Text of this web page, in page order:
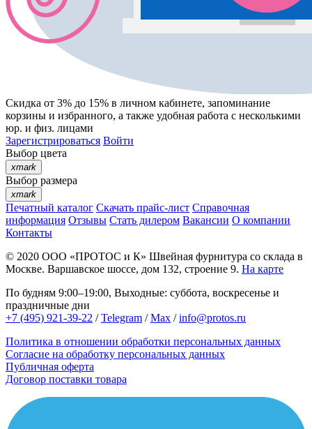
Скидка от 3% до 15% в личном кабинете, запоминание
корзины и избранного, а также удобная работа с несколькими
юр. и физ. лицами
Зарегистрироваться Войти
Выбор цвета
xmark
Выбор размера
xmark
Печатный каталог Скачать прайс-лист Справочная
информация Отзывы Стать дилером Вакансии О компании
Контакты
© 2020 ООО «ПРОТОС и К» Швейная фурнитура со склада в
Москве. Варшавское шоссе, дом 132, строение 9. На карте
По будням 9:00–19:00, Выходные: суббота, воскресенье и
праздничные дни
+7 (495) 921-39-22 /Telegram /Max /info@protos.ru
Политика в отношении обработки персональных данных
Согласие на обработку персональных данных
Публичная оферта
Договор поставки товара